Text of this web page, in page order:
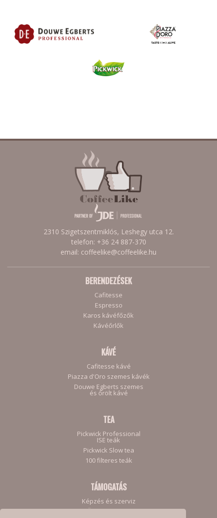
2310 Szigetszentmiklós, Leshegy utca 12.
telefon: +36 24 887-370
email: coffeelike@coffeelike.hu
BERENDEZÉSEK
Cafitesse
Espresso
Karos kávéfőzők
Kávéőrlők
KÁVÉ
Cafitesse kávé
Piazza d'Oro szemes kávék
Douwe Egberts szemes
és őrölt kávé
TEA
Pickwick Professional
ISE teák
Pickwick Slow tea
100 filteres teák
TÁMOGATÁS
Képzés és szerviz
Ügyfeleinknek